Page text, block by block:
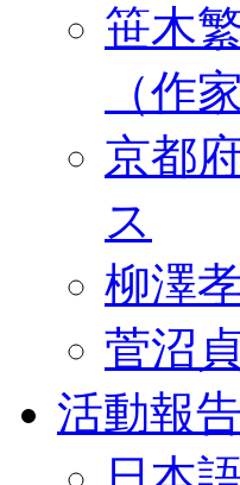
笹木
（作
京都
ス
柳澤
菅沼
活動報告